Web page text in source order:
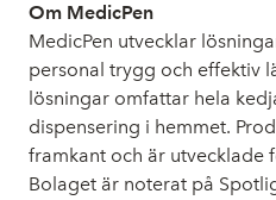
Om MedicPen
MedicPen utvecklar
personal trygg och effektiv
lösningar omfattar hela
dispensering i hemmet.
framkant och är utvecklade
Bolaget är noterat på